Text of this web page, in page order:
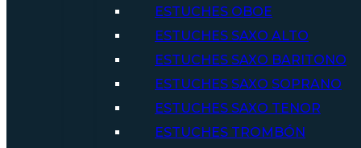
ESTUCHES OBOE
ESTUCHES SAXO ALTO
ESTUCHES SAXO BARITONO
ESTUCHES SAXO SOPRANO
ESTUCHES SAXO TENOR
ESTUCHES TROMBÓN